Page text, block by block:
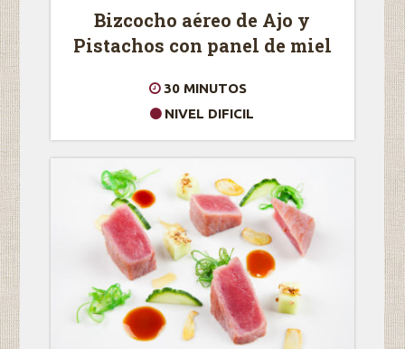
Bizcocho aéreo de Ajo y
Pistachos con panel de miel
30 MINUTOS
NIVEL DIFICIL